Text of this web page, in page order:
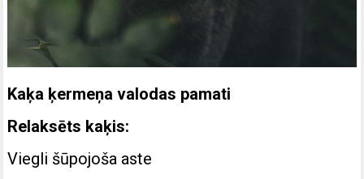
Kaķa ķermeņa valodas pamati
Relaksēts kaķis:
Viegli šūpojoša aste